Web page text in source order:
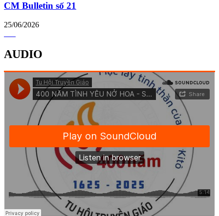
CM Bulletin số 21
25/06/2026
AUDIO